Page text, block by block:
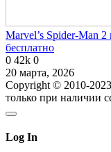
Marvel’s Spider-Man
бесплатно
0 42k 0
20 марта, 2026
Copyright © 2010-
только при наличии
Log In